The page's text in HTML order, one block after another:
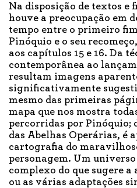
Na disposição de textos e
houve a preocupação em
tempo entre o primeiro
Pinóquio e o seu
aos capítulos 15 e 16. Da
contemporânea ao
resultam imagens
significativamente
mesmo das primeiras
mapa que nos mostra
percorridas por Pinóquio;
das Abelhas Operárias, é
cartografia do
personagem. Um
complexo do que sugere
ou as várias adaptações